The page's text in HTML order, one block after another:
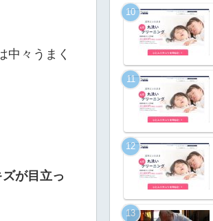
中々うまく
が目立っ